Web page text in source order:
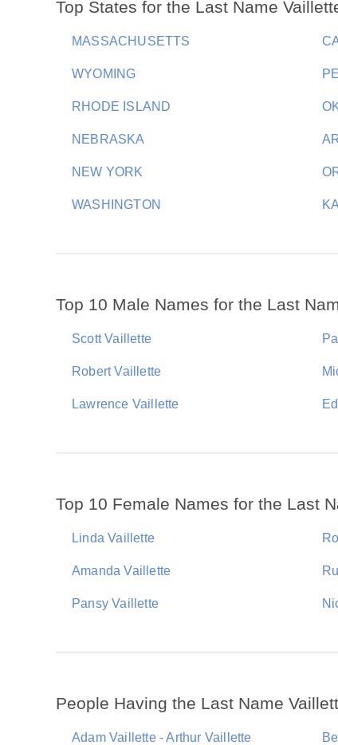
Top States for the Last Name
MASSACHUSETTS
WYOMING
RHODE ISLAND
NEBRASKA
NEW YORK
WASHINGTON
Top 10 Male Names for the Last
Scott Vaillette
Robert Vaillette
Lawrence Vaillette
Top 10 Female Names for the Last
Linda Vaillette
Amanda Vaillette
Pansy Vaillette
People Having the Last Name
Adam Vaillette - Arthur Vaillette